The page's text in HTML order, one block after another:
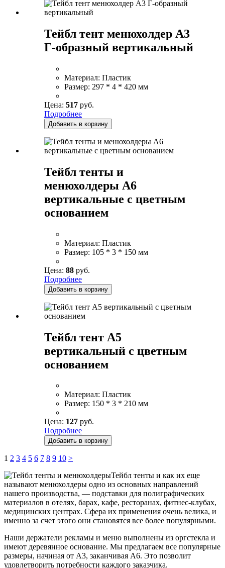
Тейбл тент менюхолдер А3
Г-образный вертикальный
Материал: Пластик
Размер: 297 * 4 * 420 мм
Цена: 517 руб.
Подробнее
Добавить в корзину
Тейбл тенты и
менюхолдеры А6
вертикальные с цветным
основанием
Материал: Пластик
Размер: 105 * 3 * 150 мм
Цена: 88 руб.
Подробнее
Добавить в корзину
Тейбл тент А5
вертикальный с цветным
основанием
Материал: Пластик
Размер: 150 * 3 * 210 мм
Цена: 127 руб.
Подробнее
Добавить в корзину
1 2 3 4 5 6 7 8 9 10 >
Тейбл тенты и как их еще
называют менюхолдеры одно из основных направлений
нашего производства, — подставки для полиграфических
материалов в отелях, барах, кафе, ресторанах, фитнес-клубах,
медицинских центрах. Сфера их применения очень велика, и
именно за счет этого они становятся все более популярными.
Наши держатели рекламы и меню выполнены из оргстекла и
имеют деревянное основание. Мы предлагаем все популярные
размеры, начиная от А3, заканчивая А6. Это позволит
удовлетворить потребности каждого заказчика.